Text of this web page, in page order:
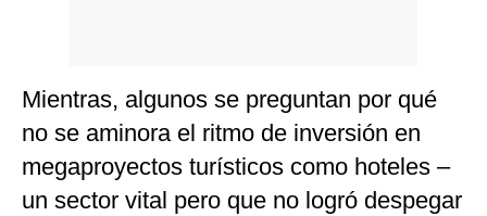
Mientras, algunos se preguntan por qué
no se aminora el ritmo de inversión en
megaproyectos turísticos como hoteles –
un sector vital pero que no logró despegar